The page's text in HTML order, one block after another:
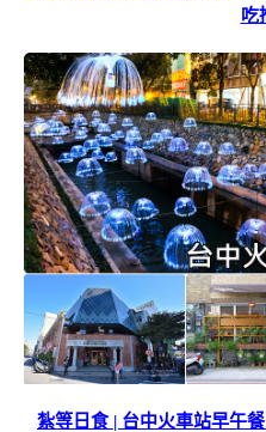
吃
紮等日食 | 台中火車站早午